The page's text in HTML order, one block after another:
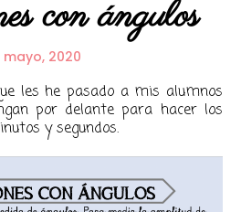
con ángulos
mayo, 2020
les he pasado a mis alumnos
por delante para hacer los
y segundos.